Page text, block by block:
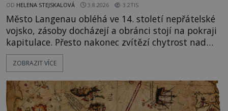
OD HELENA STEJSKALOVÁ 3.8.2026 3.2TIS
Město Langenau obléhá ve 14. století nepřátelské
vojsko, zásoby docházejí a obránci stojí na pokraji
kapitulace. Přesto nakonec zvítězí chytrost nad
hrubou silou. Podle staré německé legendy vypustí
obyvatelé za hradby dobře živeného králíka, aby
dost. Čas pracuje pro obléhatele. Ve městě ubývají
zásoby a každý den znamená další porci strádá
ZOBRAZIT VÍCE